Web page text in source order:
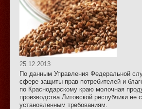
25.12.2013
По данным Управления Федеральной
сфере защиты прав потребителей и
по Краснодарскому краю молочная
производства Литовской республики не
установленным требованиям.